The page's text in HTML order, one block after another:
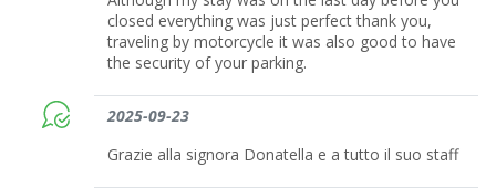
closed everything was just perfect thank you,
traveling by motorcycle it was also good to have
the security of your parking.
2025-09-23
Grazie alla signora Donatella e a tutto il suo staff